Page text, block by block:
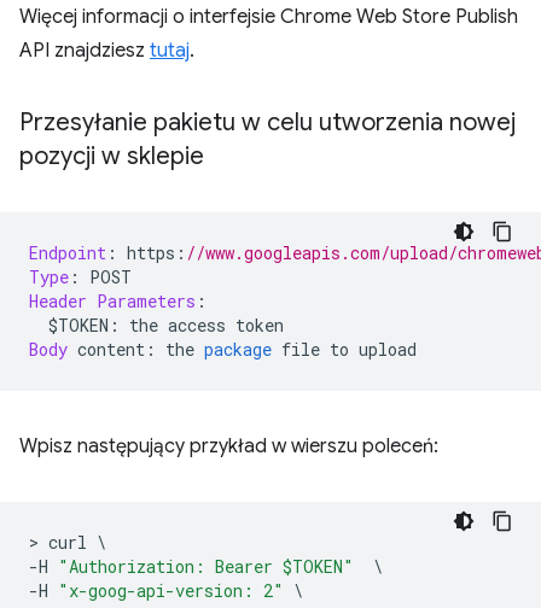
Więcej informacji o interfejsie Chrome Web Store Publish
API znajdziesz tutaj.
Przesyłanie pakietu w celu utworzenia nowej
pozycji w sklepie
Endpoint : https : //www.googleapis.com/upload/
Type :
POST
Header Parameters :
$TOKEN :
the access token
Body content : the package file to upload
Wpisz następujący przykład w wierszu poleceń:
> curl \
-H "Authorization: Bearer $TOKEN"
\
-H "x-goog-api-version: 2"
\